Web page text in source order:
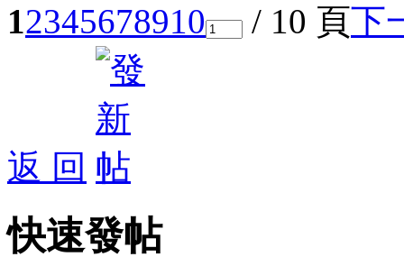
12345678910 / 10 頁下
返 回
快速發帖